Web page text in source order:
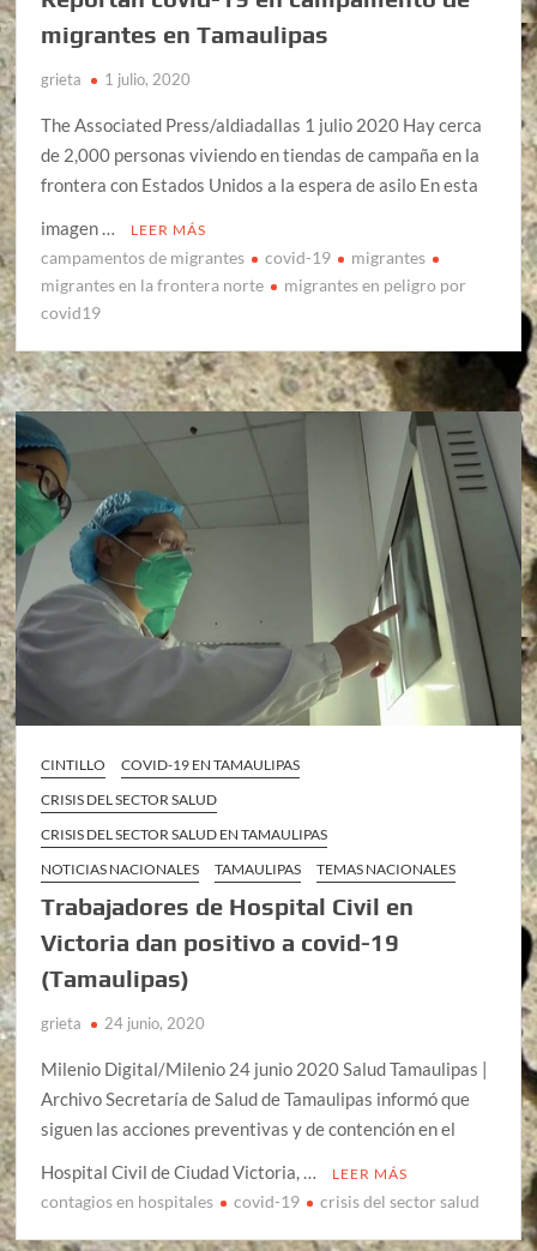
migrantes en Tamaulipas
grieta 1 julio, 2020
The Associated Press/aldiadallas 1 julio 2020 Hay cerca
de 2,000 personas viviendo en tiendas de campaña en la
frontera con Estados Unidos a la espera de asilo En esta
imagen …
LEER MÁS
campamentos de migrantes covid-19
migrantes
migrantes en la frontera norte
migrantes en peligro por
covid19
CINTILLO
COVID-19 EN TAMAULIPAS
CRISIS DEL SECTOR SALUD
CRISIS DEL SECTOR SALUD EN TAMAULIPAS
NOTICIAS NACIONALES
TAMAULIPAS TEMAS NACIONALES
Trabajadores de Hospital Civil en
Victoria dan positivo a covid-19
(Tamaulipas)
grieta 24 junio, 2020
Milenio Digital/Milenio 24 junio 2020 Salud Tamaulipas |
Archivo Secretaría de Salud de Tamaulipas informó que
siguen las acciones preventivas y de contención en el
Hospital Civil de Ciudad Victoria, …
LEER MÁS
contagios en hospitales covid-19 crisis del sector salud